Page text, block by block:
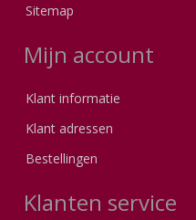
Sitemap
Mijn account
Klant informatie
Klant adressen
Bestellingen
Klanten service